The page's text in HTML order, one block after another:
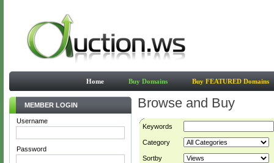
Home Buy Domains Buy FEATURED Domains
MEMBER LOGIN
Username
Password
Browse and Buy
Keywords
Category
Sortby